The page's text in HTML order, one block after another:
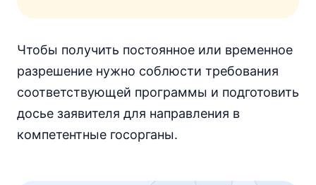
Чтобы получить постоянное или временное
разрешение нужно соблюсти требования
соответствующей программы и подготовить
досье заявителя для направления в
компетентные госорганы.